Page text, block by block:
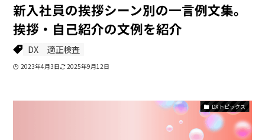
新入社員の挨拶シーン別の一言例文集。
挨拶・自己紹介の文例を紹介
DX 適正検査
2023年4月3日 2025年9月12日
DXトピックス